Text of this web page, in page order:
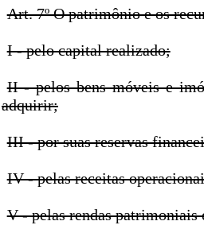
Art. 7º O patrimônio e os
I - pelo capital realizado;
II - pelos bens móveis e
adquirir;
III - por suas reservas
IV - pelas receitas
V - pelas rendas patrimoniais